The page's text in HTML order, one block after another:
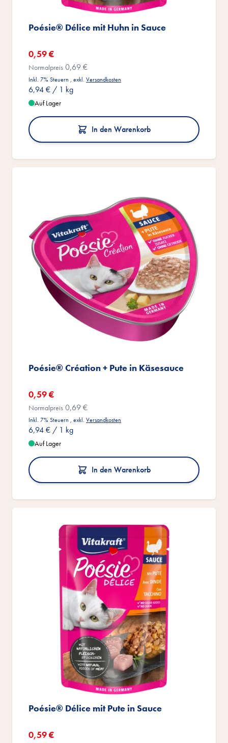
Poésie® Délice mit Huhn in Sauce
Sonderangebot
0,59 €
Normalpreis 0,69 €
Inkl. 7% Steuern , exkl. Versandkosten
6,94 € / 1 kg
Auf Lager
In den Warenkorb
Poésie® Création + Pute in Käsesauce
Sonderangebot
0,59 €
Normalpreis 0,69 €
Inkl. 7% Steuern , exkl. Versandkosten
6,94 € / 1 kg
Auf Lager
In den Warenkorb
Poésie® Délice mit Pute in Sauce
Sonderangebot
0,59 €